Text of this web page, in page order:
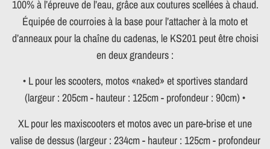
100% à l’épreuve de l’eau, grâce aux coutures scellées à chaud.
Équipée de courroies à la base pour l’attacher à la moto et
d’anneaux pour la chaîne du cadenas, le KS201 peut être choisi
en deux grandeurs :
• L pour les scooters, motos «naked» et sportives standard
(largeur : 205cm - hauteur : 125cm - profondeur : 90cm) •
XL pour les maxiscooters et motos avec un pare-brise et une
valise de dessus (largeur : 234cm - hauteur : 125cm - profondeur